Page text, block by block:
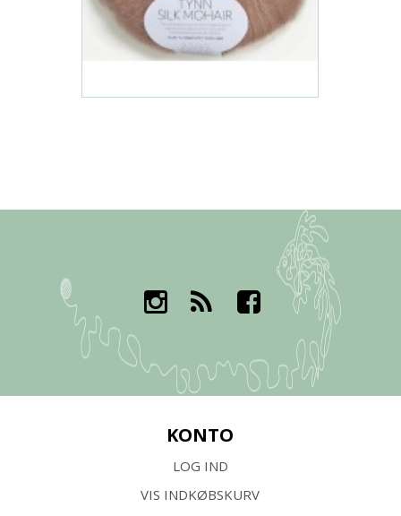
KONTO
LOG IND
VIS INDKØBSKURV